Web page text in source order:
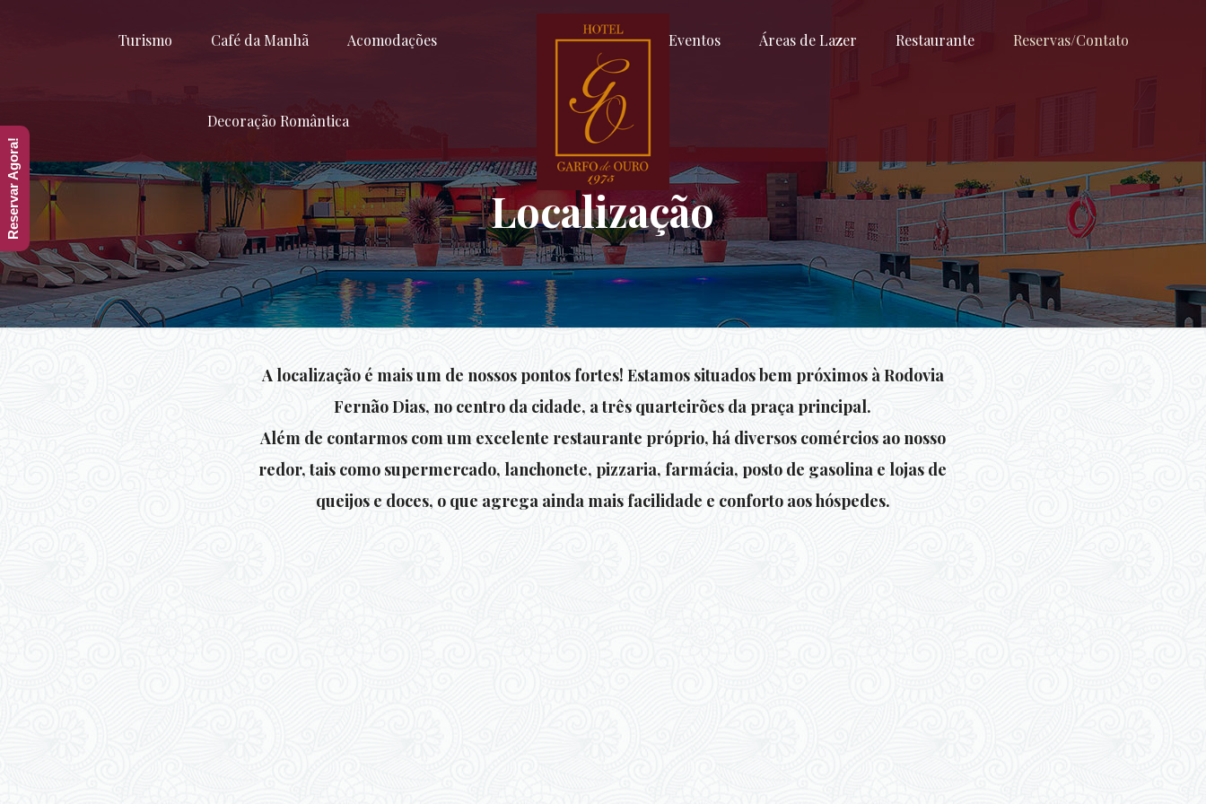
Turismo Café da Manhã Acomodações
Decoração Romântica
Eventos Áreas de Lazer Restaurante Reservas/Contato
Localização
A localização é mais um de nossos pontos fortes! Estamos situados bem próximos à Rodovia
Fernão Dias, no centro da cidade, a três quarteirões da praça principal.
Além de contarmos com um excelente restaurante próprio, há diversos comércios ao nosso
redor, tais como supermercado, lanchonete, pizzaria, farmácia, posto de gasolina e lojas de
queijos e doces, o que agrega ainda mais facilidade e conforto aos hóspedes.
Reservar Agora!